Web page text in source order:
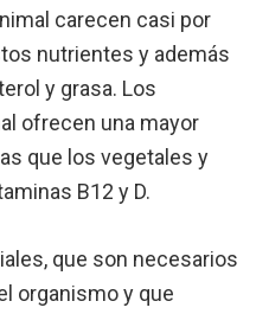
carecen casi por
nutrientes y además
y grasa. Los
ofrecen una mayor
que los vegetales y
B12 y D.
que son necesarios
organismo y que